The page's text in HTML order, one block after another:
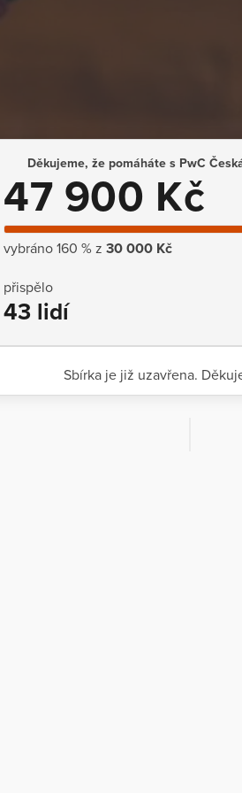
Děkujeme, že pomáháte s PwC
47 900 Kč
vybráno 160 % z 30 000 Kč
přispělo
43 lidí
Sbírka je již uzavřena.